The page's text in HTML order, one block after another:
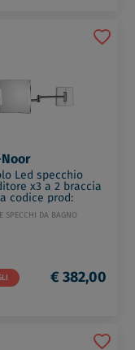
Led specchio
x3 a 2 braccia
codice prod:
SPECCHI DA BAGNO
€ 382,00